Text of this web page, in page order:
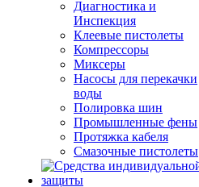
Диагностика и
Инспекция
Клеевые пистолеты
Компрессоры
Миксеры
Насосы для перекачки
воды
Полировка шин
Промышленные фены
Протяжка кабеля
Смазочные пистолеты